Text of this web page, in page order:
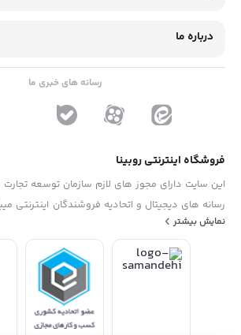
درباره ما
رسانه های خبری ما
فروشگاه اینترنتی روبینا
این سایت دارای مجوز های لازم سازمان توسعه
رسانه های دیجیتال و اتحادیه فروشندگان اینترنتی
پیشنهاد ، انتفاد و یا شکایات از فرم "تماس با ما"
نمایش بیشتر